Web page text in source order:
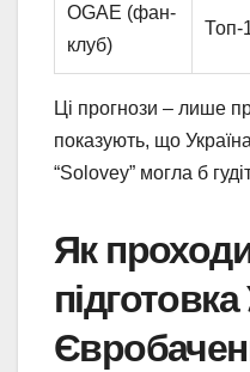
OGAE (фан-
клуб)
Топ-
Ці прогнози – лише
показують, що
“Solovey” могла б
Як